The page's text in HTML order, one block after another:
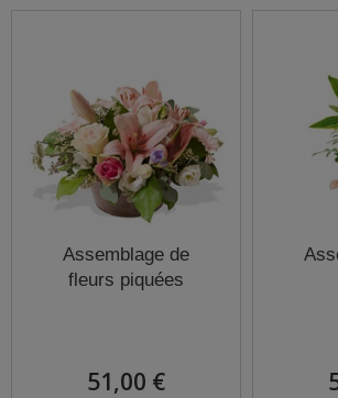
Assemblage de
fleurs piquées
51,00 €